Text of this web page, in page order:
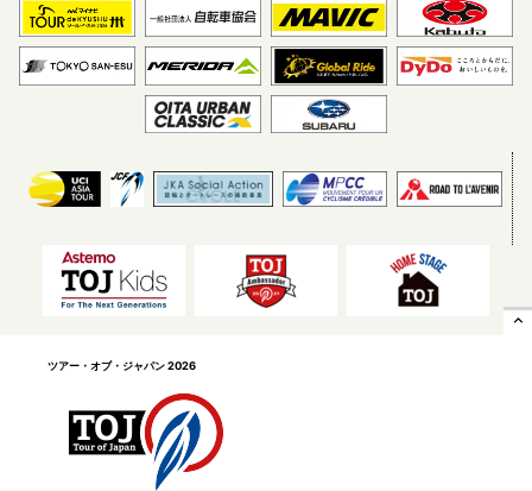
Astemo 宇都宮ブリッツェ
ン
VC福岡
expand_less
ツアー・オブ・ジャパン 2026